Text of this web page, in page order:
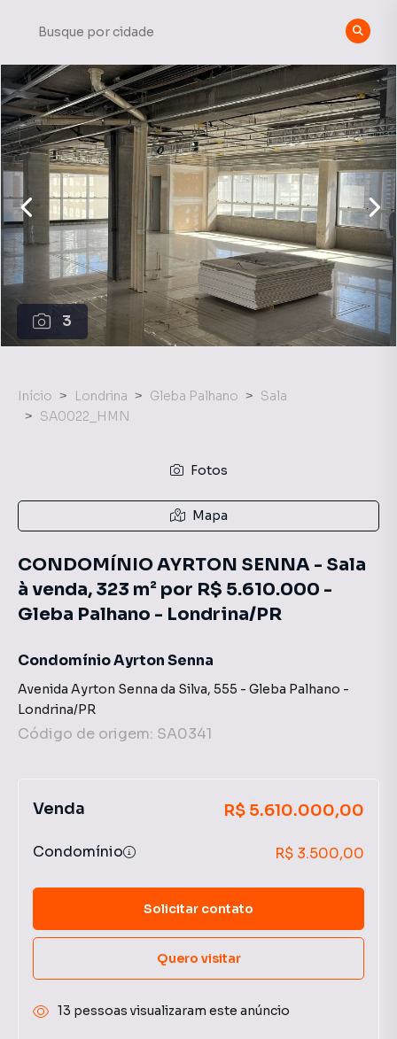
3
Início Londrina Gleba Palhano
Sala
SA0022_HMN
Fotos
Mapa
CONDOMÍNIO AYRTON SENNA - Sala
à venda, 323 m² por R$ 5.610.000 -
Gleba Palhano - Londrina/PR
Condomínio Ayrton Senna
Avenida Ayrton Senna da Silva, 555 - Gleba Palhano -
Londrina/PR
Código de origem: SA0341
Venda R$ 5.610.000,00
Condomínio R$ 3.500,00
Solicitar contato
Quero visitar
13 pessoas visualizaram este anúncio